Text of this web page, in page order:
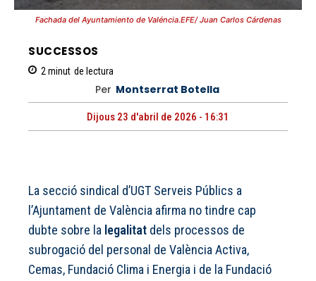
Fachada del Ayuntamiento de Valéncia.EFE/ Juan Carlos Cárdenas
SUCCESSOS
2 minut de lectura
Per Montserrat Botella
Dijous 23 d'abril de 2026 - 16:31
La secció sindical d’UGT Serveis Públics a
l’Ajuntament de València afirma no tindre cap
dubte sobre la legalitat dels processos de
subrogació del personal de València Activa,
Cemas, Fundació Clima i Energia i de la Fundació